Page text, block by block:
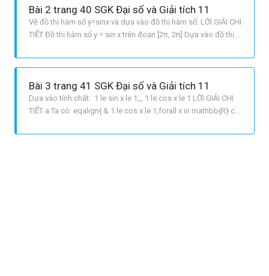
Bài 2 trang 40 SGK Đại số và Giải tích 11
Vẽ đồ thị hàm số y=sinx và dựa vào đồ thị hàm số. LỜI GIẢI CHI
TIẾT Đồ thị hàm số y = sin x trên đoạn [2π, 2π] Dựa vào đồ thị
} right] để hàm số y = sin x nhận giá trị bằng 1 là: x = {{ pi }
Bài 3 trang 41 SGK Đại số và Giải tích 11
Dựa vào tính chất: 1 le sin x le 1;,, 1 le cos x le 1 LỜI GIẢI CHI
TIẾT a Ta có: eqalign{ & 1 le cos x le 1,forall x in mathbb{R} cr
x le 4 cr & Leftrightarrow 1 le sqrt {21 + cos x} + 1 le 3 cr}